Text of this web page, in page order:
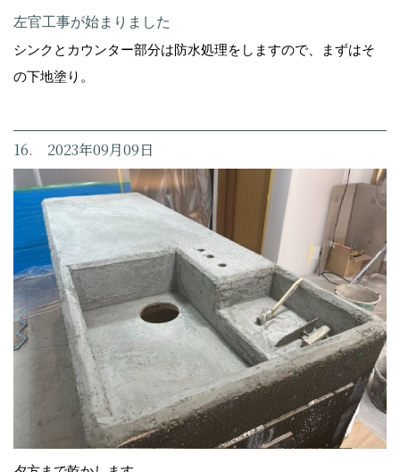
左官工事が始まりました
シンクとカウンター部分は防水処理をしますので、まずはそ
の下地塗り。
16. 2023年09月09日